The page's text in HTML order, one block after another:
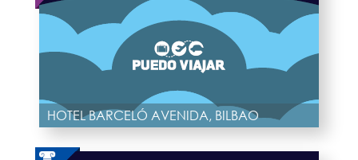
HOTEL BARCELÓ AVENIDA, BILBAO